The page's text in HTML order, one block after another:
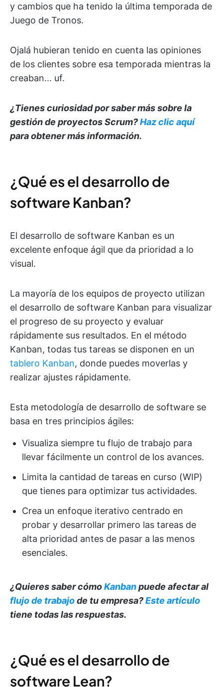
y cambios que ha tenido la última temporada de
Juego de Tronos.
Ojalá hubieran tenido en cuenta las opiniones
de los clientes sobre esa temporada mientras la
creaban... uf.
¿Tienes curiosidad por saber más sobre la
gestión de proyectos Scrum?Haz clic aquí
para obtener más información.
¿Qué es el desarrollo de
software Kanban?
El desarrollo de software Kanban es un
excelente enfoque ágil que da prioridad a lo
visual.
La mayoría de los equipos de proyecto utilizan
el desarrollo de software Kanban para visualizar
el progreso de su proyecto y evaluar
rápidamente sus resultados. En el método
Kanban, todas tus tareas se disponen en un
tablero Kanban, donde puedes moverlas y
realizar ajustes rápidamente.
Esta metodología de desarrollo de software se
basa en tres principios ágiles:
Visualiza siempre tu flujo de trabajo para
llevar fácilmente un control de los avances.
Limita la cantidad de tareas en curso (WIP)
que tienes para optimizar tus actividades.
Crea un enfoque iterativo centrado en
probar y desarrollar primero las tareas de
alta prioridad antes de pasar a las menos
esenciales.
¿Quieres saber cómoKanbanpuede afectar al
flujo de trabajode tu empresa?Este artículo
tiene todas las respuestas.
¿Qué es el desarrollo de
software Lean?